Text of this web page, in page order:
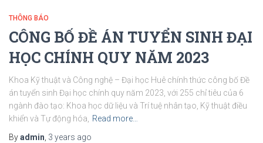
THÔNG BÁO
CÔNG BỐ ĐỀ ÁN TUYỂN SINH ĐẠI
HỌC CHÍNH QUY NĂM 2023
Khoa Kỹ thuật và Công nghệ – Đại học Huê chính thức công bố Đề
án tuyển sinh Đại học chính quy năm 2023, với 255 chỉ tiêu của 6
ngành đào tạo: Khoa học dữ liệu và Trí tuệ nhân tạo, Kỹ thuật điều
khiển và Tự động hóa,
Read more…
Byadmin 3 years ago